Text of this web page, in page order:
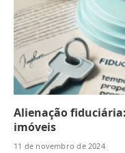
Alienação
imóveis
11 de novembro de 2024